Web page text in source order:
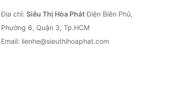
Địa chỉ: Siêu Thị Hòa PhátĐiện Biên Phủ,
Phường 6, Quận 3, Tp.HCM
Email: lienhe@sieuthihoaphat.com